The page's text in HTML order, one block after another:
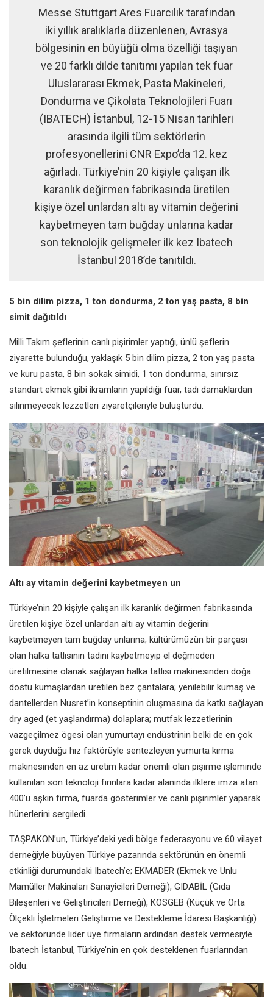
Messe Stuttgart Ares Fuarcılık tarafından
iki yıllık aralıklarla düzenlenen, Avrasya
bölgesinin en büyüğü olma özelliği taşıyan
ve 20 farklı dilde tanıtımı yapılan tek fuar
Uluslararası Ekmek, Pasta Makineleri,
Dondurma ve Çikolata Teknolojileri Fuarı
(IBATECH) İstanbul, 12-15 Nisan tarihleri
arasında ilgili tüm sektörlerin
profesyonellerini CNR Expo’da 12. kez
ağırladı. Türkiye’nin 20 kişiyle çalışan ilk
karanlık değirmen fabrikasında üretilen
kişiye özel unlardan altı ay vitamin değerini
kaybetmeyen tam buğday unlarına kadar
son teknolojik gelişmeler ilk kez Ibatech
İstanbul 2018’de tanıtıldı.
5 bin dilim pizza, 1 ton dondurma, 2 ton yaş pasta, 8 bin
simit dağıtıldı
Milli Takım şeflerinin canlı pişirimler yaptığı, ünlü şeflerin
ziyarette bulunduğu, yaklaşık 5 bin dilim pizza, 2 ton yaş pasta
ve kuru pasta, 8 bin sokak simidi, 1 ton dondurma, sınırsız
standart ekmek gibi ikramların yapıldığı fuar, tadı damaklardan
silinmeyecek lezzetleri ziyaretçileriyle buluşturdu.
Altı ay vitamin değerini kaybetmeyen un
Türkiye’nin 20 kişiyle çalışan ilk karanlık değirmen fabrikasında
üretilen kişiye özel unlardan altı ay vitamin değerini
kaybetmeyen tam buğday unlarına; kültürümüzün bir parçası
olan halka tatlısının tadını kaybetmeyip el değmeden
üretilmesine olanak sağlayan halka tatlısı makinesinden doğa
dostu kumaşlardan üretilen bez çantalara; yenilebilir kumaş ve
dantellerden Nusret’in konseptinin oluşmasına da katkı sağlayan
dry aged (et yaşlandırma) dolaplara; mutfak lezzetlerinin
vazgeçilmez ögesi olan yumurtayı endüstrinin belki de en çok
gerek duyduğu hız faktörüyle sentezleyen yumurta kırma
makinesinden en az üretim kadar önemli olan pişirme işleminde
kullanılan son teknoloji fırınlara kadar alanında ilklere imza atan
400’ü aşkın firma, fuarda gösterimler ve canlı pişirimler yaparak
hünerlerini sergiledi.
TAŞPAKON’un, Türkiye’deki yedi bölge federasyonu ve 60 vilayet
derneğiyle büyüyen Türkiye pazarında sektörünün en önemli
etkinliği durumundaki Ibatech’e; EKMADER (Ekmek ve Unlu
Mamüller Makinaları Sanayicileri Derneği), GIDABİL (Gıda
Bileşenleri ve Geliştiricileri Derneği), KOSGEB (Küçük ve Orta
Ölçekli İşletmeleri Geliştirme ve Destekleme İdaresi Başkanlığı)
ve sektöründe lider üye firmaların ardından destek vermesiyle
Ibatech İstanbul, Türkiye’nin en çok desteklenen fuarlarından
oldu.